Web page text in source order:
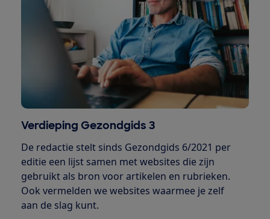
Verdieping Gezondgids 3
De redactie stelt sinds Gezondgids 6/2021 per
editie een lijst samen met websites die zijn
gebruikt als bron voor artikelen en rubrieken.
Ook vermelden we websites waarmee je zelf
aan de slag kunt.